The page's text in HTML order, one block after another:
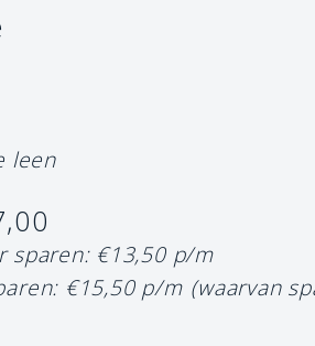
leen
sparen: €13,50 p/m
€15,50 p/m (waarvan